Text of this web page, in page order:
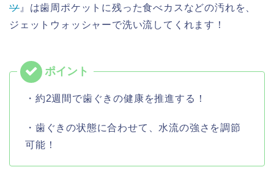
ツ』は歯周ポケットに残った食べカスなどの汚れを、
ジェットウォッシャーで洗い流してくれます！
・約2週間で歯ぐきの健康を推進する！
・歯ぐきの状態に合わせて、水流の強さを調節
可能！